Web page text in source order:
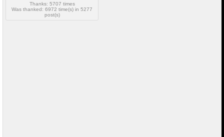
Thanks: 5707 times
Was thanked: 6972 time(s) in 5277
post(s)